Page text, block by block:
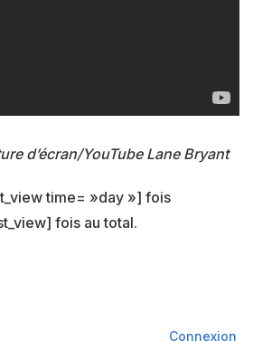
d’écran/YouTube Lane Bryant
time= »day »] fois
fois au total.
Connexion